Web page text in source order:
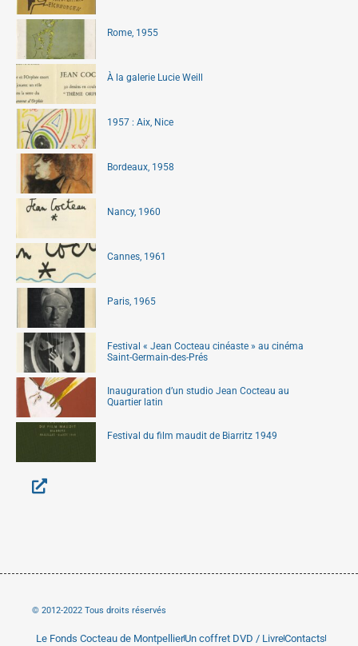
Rome, 1955
À la galerie Lucie Weill
1957 : Aix, Nice
Bordeaux, 1958
Nancy, 1960
Cannes, 1961
Paris, 1965
Festival « Jean Cocteau cinéaste » au cinéma
Saint-Germain-des-Prés
Inauguration d’un studio Jean Cocteau au
Quartier latin
Festival du film maudit de Biarritz 1949
© 2012-2022 Tous droits réservés
Le Fonds Cocteau de MontpellierUn coffret DVD / LivreContacts